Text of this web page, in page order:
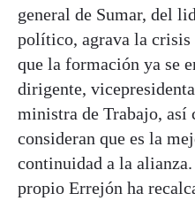
general de Sumar, del
político, agrava la crisis
que la formación ya se
dirigente,
ministra de Trabajo, así
consideran que es la
continuidad a la
propio Errejón ha